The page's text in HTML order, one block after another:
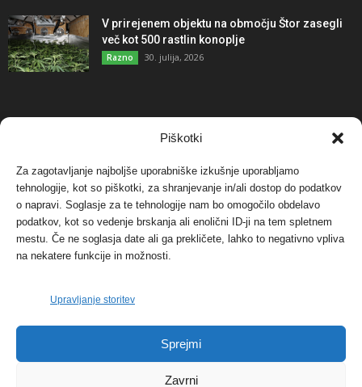
Piškotki
Za zagotavljanje najboljše uporabniške izkušnje uporabljamo
tehnologije, kot so piškotki, za shranjevanje in/ali dostop do podatkov
o napravi. Soglasje za te tehnologije nam bo omogočilo obdelavo
podatkov, kot so vedenje brskanja ali enolični ID-ji na tem spletnem
mestu. Če ne soglasja date ali ga prekličete, lahko to negativno vpliva
na nekatere funkcije in možnosti.
Upravljanje storitev
Sprejmi
Zavrni
V prirejenem objektu na območju Štor zasegli
več kot 500 rastlin konoplje
Razno 30. julija, 2026
NAJBOLJ KOMENTIRANO
Protest proti vetrnim elektrarnam na Ojstrici, v
svetu pa vedno bolj...
Dogodki 12. maja, 2017
Tožilstvo v Celovcu v korist elektrarnam
Verbund
FOTO: Razstava cvetličarskega mojstra Andreja
Dogodki 27. novembra, 2017